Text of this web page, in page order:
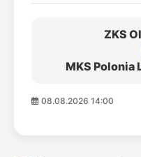
ZKS
MKS Polonia
08.08.2026 14:00